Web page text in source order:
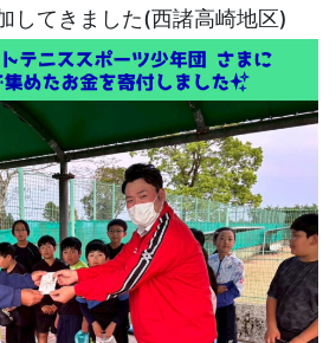
してきました(西諸高崎地区)